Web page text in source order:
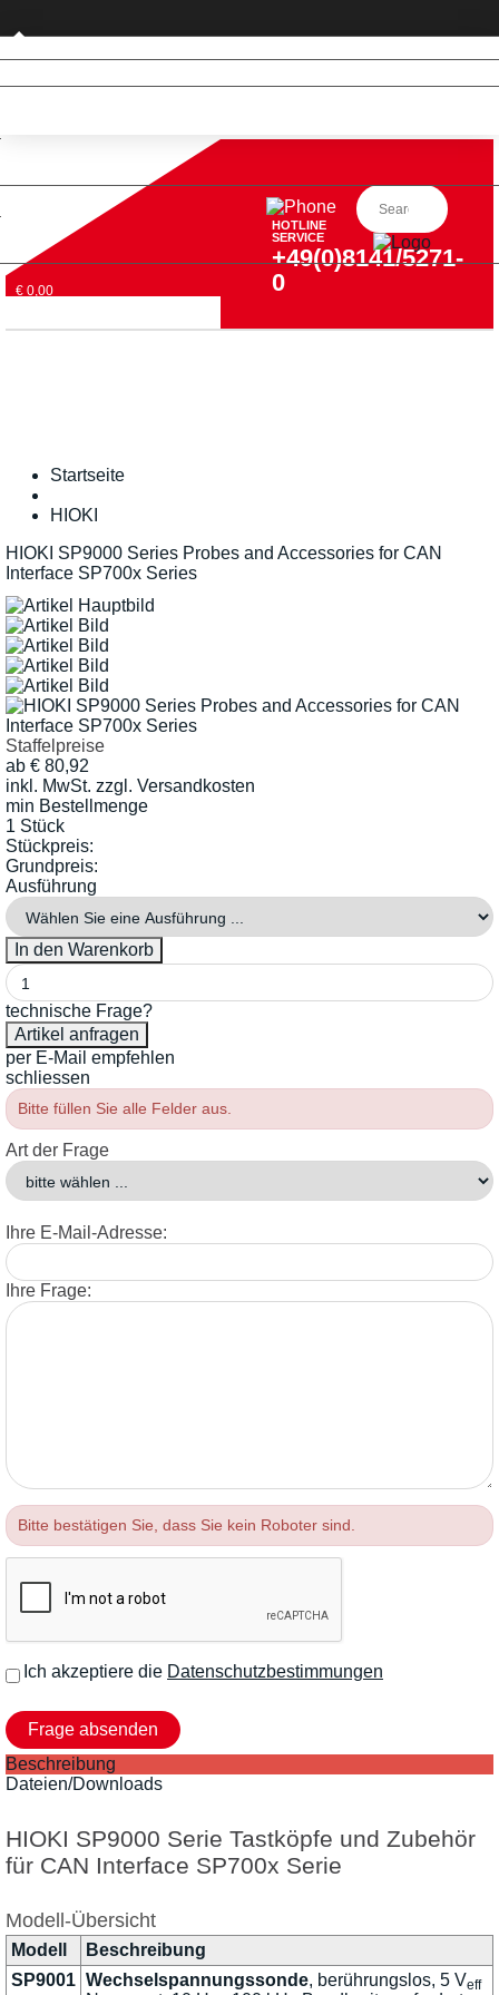
Privatkunde (nur DE)
€ 0,00
HOTLINE
SERVICE
+49(0)8141/5271-
0
Startseite
HIOKI
HIOKI SP9000 Series Probes and Accessories for CAN
Interface SP700x Series
Staffelpreise
ab € 80,92
inkl. MwSt. zzgl. Versandkosten
min Bestellmenge
1 Stück
Stückpreis:
Grundpreis:
Ausführung
technische Frage?
per E-Mail empfehlen
schliessen
Bitte füllen Sie alle Felder aus.
Art der Frage
Ihre E-Mail-Adresse:
Ihre Frage:
Bitte bestätigen Sie, dass Sie kein Roboter sind.
Ich akzeptiere die Datenschutzbestimmungen
Beschreibung
Dateien/Downloads
HIOKI SP9000 Serie Tastköpfe und Zubehör
für CAN Interface SP700x Serie
Modell-Übersicht
Modell
Beschreibung
SP9001 Wechselspannungssonde, berührungslos, 5 Veff